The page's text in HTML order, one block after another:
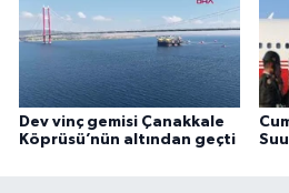
Dev vinç gemisi Çanakkale
Köprüsü’nün altından geçti